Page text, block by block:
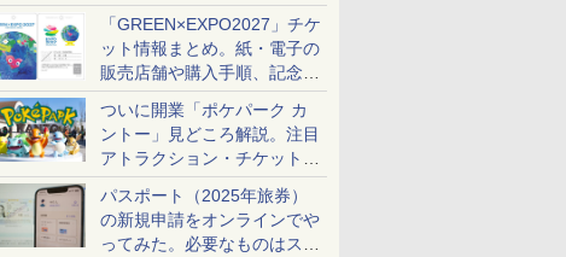
め
「GREEN×EXPO2027」チケ
ット情報まとめ。紙・電子の
販売店舗や購入手順、記念チ
ケットも解説
ついに開業「ポケパーク カ
ントー」見どころ解説。注目
アトラクション・チケット手
配・来場前に必要な準備は？
パスポート（2025年旅券）
の新規申請をオンラインでや
ってみた。必要なものはスマ